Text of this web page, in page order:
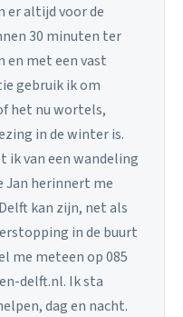
er altijd voor de
30 minuten ter
en met een vast
gebruik ik om
het nu wortels,
in de winter is.
ik van een wandeling
Jan herinnert me
kan zijn, net als
in de buurt
me meteen op 085
delft.nl. Ik sta
dag en nacht.